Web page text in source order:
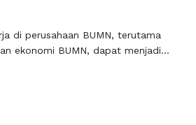
di perusahaan BUMN, terutama
ekonomi BUMN, dapat menjadi
konsep ekonomi makro dan